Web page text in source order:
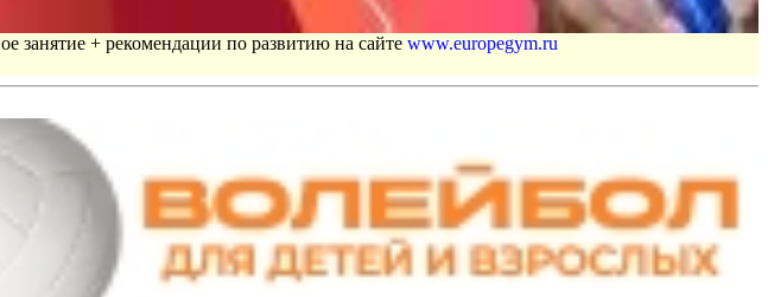
занятие + рекомендации по развитию на сайте www.europegym.ru